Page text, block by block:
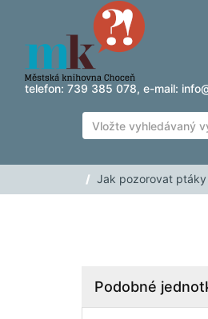
Přeskočit na obsah
telefon: 739 385 078, e-mail:
Jak pozorovat
Podobné